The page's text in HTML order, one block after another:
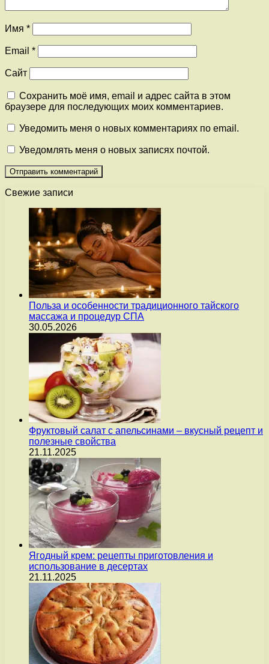
Имя *
Email *
Сайт
Сохранить моё имя, email и адрес сайта в этом
браузере для последующих моих комментариев.
Уведомить меня о новых комментариях по email.
Уведомлять меня о новых записях почтой.
Свежие записи
Польза и особенности традиционного тайского
массажа и процедур СПА
30.05.2026
Фруктовый салат с апельсинами – вкусный рецепт и
полезные свойства
21.11.2025
Ягодный крем: рецепты приготовления и
использование в десертах
21.11.2025